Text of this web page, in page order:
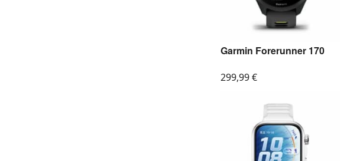
Garmin Forerunner 170
299,99€